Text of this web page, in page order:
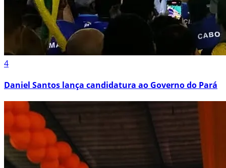
4
Daniel Santos lança candidatura ao Governo do Pará